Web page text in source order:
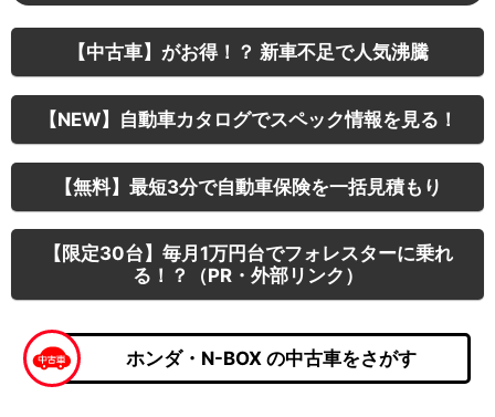
【中古車】がお得！？ 新車不足で人気沸騰
【NEW】自動車カタログでスペック情報を見る！
【無料】最短3分で自動車保険を一括見積もり
【限定30台】毎月1万円台でフォレスターに乗れ
る！？（PR・外部リンク）
ホンダ・N-BOX の中古車をさがす